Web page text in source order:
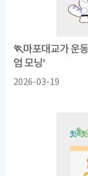
🏃마포대교가 운
엄 모닝’
2026-03-19